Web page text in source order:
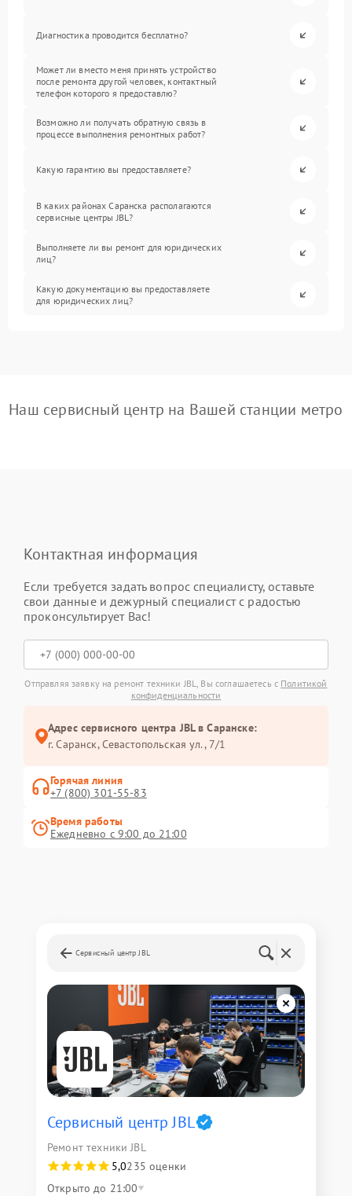
Диагностика проводится бесплатно?
Может ли вместо меня принять устройство
после ремонта другой человек, контактный
телефон которого я предоставлю?
Возможно ли получать обратную связь в
процессе выполнения ремонтных работ?
Какую гарантию вы предоставляете?
В каких районах Саранска располагаются
сервисные центры JBL?
Выполняете ли вы ремонт для юридических
лиц?
Какую документацию вы предоставляете
для юридических лиц?
Наш сервисный центр на Вашей станции метро
Контактная информация
Если требуется задать вопрос специалисту, оставьте
свои данные и дежурный специалист с радостью
проконсультирует Вас!
Отправляя заявку на ремонт техники JBL, Вы соглашаетесь с Политикой
конфиденциальности
Адрес сервисного центра JBL в Саранске:
г. Саранск, Севастопольская ул., 7/1
Горячая линия
+7 (800) 301-55-83
Время работы
Ежедневно с 9:00 до 21:00
Сервисный центр JBL
Сервисный центр JBL
Ремонт техники JBL
5,0235 оценки
Открыто до 21:00